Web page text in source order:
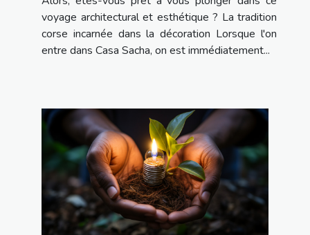
voyage architectural et esthétique ? La tradition
corse incarnée dans la décoration Lorsque l'on
entre dans Casa Sacha, on est immédiatement...